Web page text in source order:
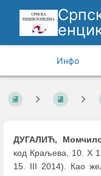
Инфо
ДУГАЛИЋ,
код Краљева, 10. X
15. III 2014). Као